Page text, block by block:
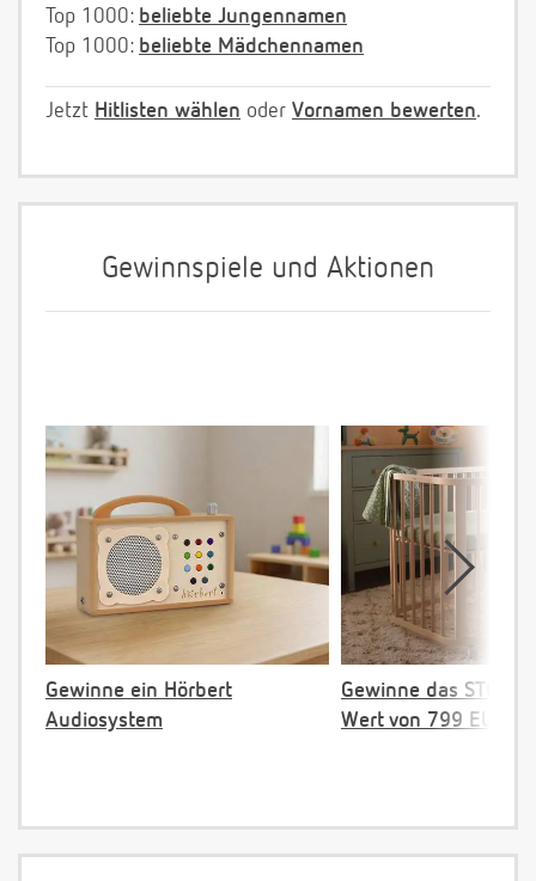
Top 1000: beliebte Jungennamen
Top 1000: beliebte Mädchennamen
Jetzt Hitlisten wählen oder Vornamen bewerten.
Gewinnspiele und Aktionen
Gewinne ein Hörbert
Audiosystem
Gewinne das
Wert von 799 EUR